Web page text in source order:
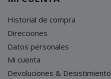
Historial de compra
Direcciones
Datos personales
Mi cuenta
Devoluciones & Desistimiento